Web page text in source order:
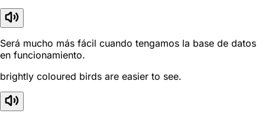
Será mucho más fácil cuando tengamos la base de datos
en funcionamiento.
brightly coloured birds are easier to see.